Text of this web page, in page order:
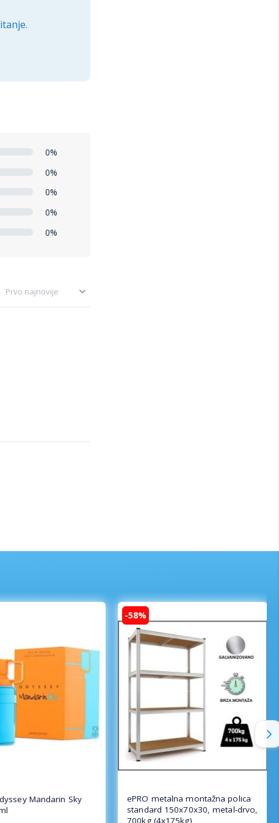
0%
0%
0%
0%
0%
Mandarin Sky
-58%
ePRO metalna montažna polica
standard 150x70x30, metal-drvo,
700kg (4x175kg)